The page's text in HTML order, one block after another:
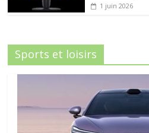
1 juin 2026
Sports et loisirs